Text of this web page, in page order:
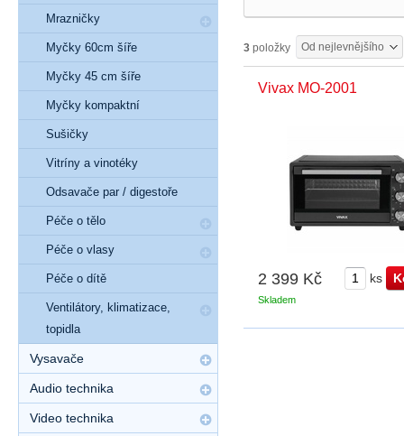
3 položky Od nejlevnějšího
Vivax MO-2001
2 399 Kč ks
Skladem
Mrazničky
Myčky 60cm šíře
Myčky 45 cm šíře
Myčky kompaktní
Sušičky
Vitríny a vinotéky
Odsavače par / digestoře
Péče o tělo
Péče o vlasy
Péče o dítě
Ventilátory, klimatizace,
topidla
Vysavače
Audio technika
Video technika